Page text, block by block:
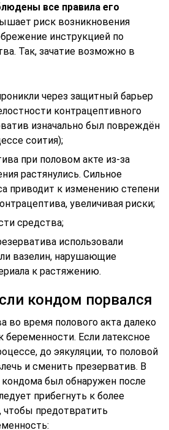
все правила его
риск возникновения
инструкцией по
Так, зачатие возможно в
через защитный барьер
контрацептивного
изначально был повреждён
соития);
при половом акте из-за
растянулись. Сильное
приводит к изменению степени
увеличивая риски;
средства;
использовали
вазелин, нарушающие
к растяжению.
кондом порвался
во время полового акта далеко
беременности. Если латексное
до эякуляции, то половой
и сменить презерватив. В
кондома был обнаружен после
прибегнуть к более
предотвратить